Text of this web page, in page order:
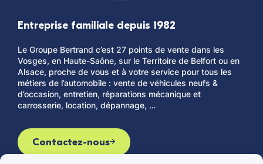
Entreprise familiale depuis 1982
Le Groupe Bertrand c’est 27 points de vente dans les
Vosges, en Haute-Saône, sur le Territoire de Belfort ou en
Alsace, proche de vous et à votre service pour tous les
métiers de l’automobile : vente de véhicules neufs &
d’occasion, entretien, réparations mécanique et
carrosserie, location, dépannage, …
Contactez-nous